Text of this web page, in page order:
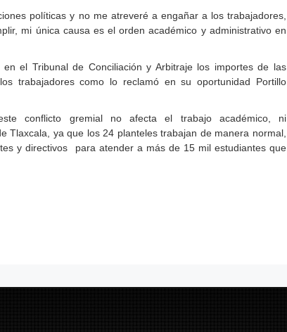
políticas y no me atreveré a engañar a los trabajadores,
mi única causa es el orden académico y administrativo en
el Tribunal de Conciliación y Arbitraje los importes de las
trabajadores como lo reclamó en su oportunidad Portillo
conflicto gremial no afecta el trabajo académico, ni
Tlaxcala, ya que los 24 planteles trabajan de manera normal,
y directivos para atender a más de 15 mil estudiantes que